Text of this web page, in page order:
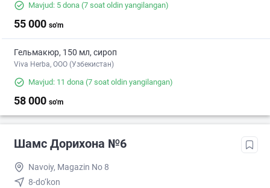
Mavjud: 5 dona (7 soat oldin yangilangan)
55 000 so'm
Гельмакюр, 150 мл, сироп
Viva Herba, ООО (Узбекистан)
Mavjud: 11 dona (7 soat oldin yangilangan)
58 000 so'm
Шамс Дорихона №6
Navoiy, Magazin No 8
8-do‘kon